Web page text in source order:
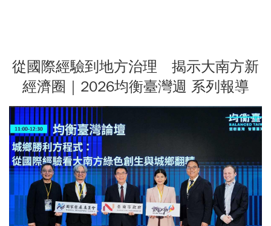
從國際經驗到地方治理 揭示大南方新
經濟圈｜2026均衡臺灣週 系列報導